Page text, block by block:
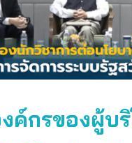
ค์กรของผู้บ